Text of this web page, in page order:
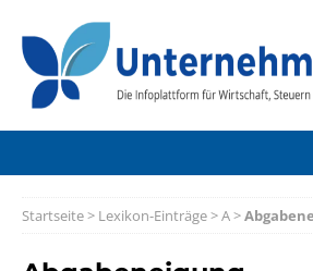
Startseite> Lexikon-Einträge>A>